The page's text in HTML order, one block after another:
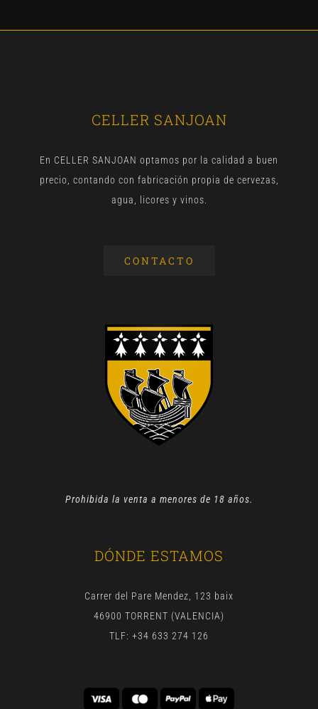
CELLER SANJOAN
En CELLER SANJOAN optamos por la calidad a buen
precio, contando con fabricación propia de cervezas,
agua, licores y vinos.
CONTACTO
Prohibida la venta a menores de 18 años.
DÓNDE ESTAMOS
Carrer del Pare Mendez, 123 baix
46900 TORRENT (VALENCIA)
TLF: +34 633 274 126